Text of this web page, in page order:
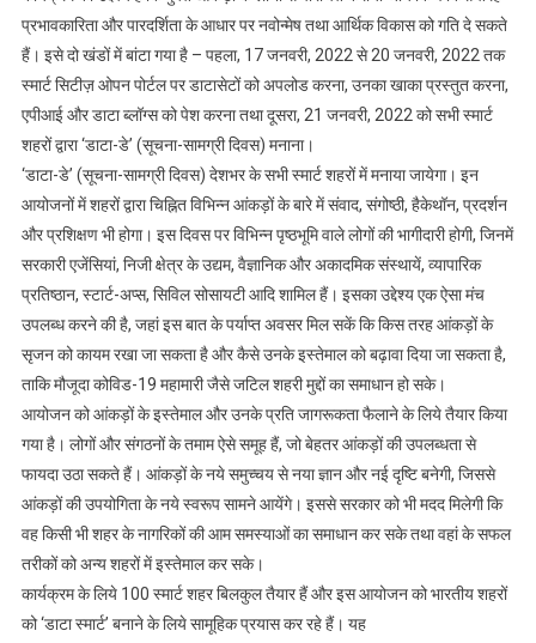
प्रभावकारिता और पारदर्शिता के आधार पर नवोन्मेष तथा आर्थिक विकास को गति दे सकते
हैं। इसे दो खंडों में बांटा गया है – पहला, 17 जनवरी, 2022 से 20 जनवरी, 2022 तक
स्मार्ट सिटीज़ ओपन पोर्टल पर डाटासेटों को अपलोड करना, उनका खाका प्रस्तुत करना,
एपीआई और डाटा ब्लॉग्स को पेश करना तथा दूसरा, 21 जनवरी, 2022 को सभी स्मार्ट
शहरों द्वारा ‘डाटा-डे’ (सूचना-सामग्री दिवस) मनाना।
‘डाटा-डे’ (सूचना-सामग्री दिवस) देशभर के सभी स्मार्ट शहरों में मनाया जायेगा। इन
आयोजनों में शहरों द्वारा चिह्नित विभिन्न आंकड़ों के बारे में संवाद, संगोष्ठी, हैकेथॉन, प्रदर्शन
और प्रशिक्षण भी होगा। इस दिवस पर विभिन्न पृष्ठभूमि वाले लोगों की भागीदारी होगी, जिनमें
सरकारी एजेंसियां, निजी क्षेत्र के उद्यम, वैज्ञानिक और अकादमिक संस्थायें, व्यापारिक
प्रतिष्ठान, स्टार्ट-अप्स, सिविल सोसायटी आदि शामिल हैं। इसका उद्देश्‍य एक ऐसा मंच
उपलब्ध करने की है, जहां इस बात के पर्याप्त अवसर मिल सकें कि किस तरह आंकड़ों के
सृजन को कायम रखा जा सकता है और कैसे उनके इस्तेमाल को बढ़ावा दिया जा सकता है,
ताकि मौजूदा कोविड-19 महामारी जैसे जटिल शहरी मुद्दों का समाधान हो सके।
आयोजन को आंकड़ों के इस्तेमाल और उनके प्रति जागरूकता फैलाने के लिये तैयार किया
गया है। लोगों और संगठनों के तमाम ऐसे समूह हैं, जो बेहतर आंकड़ों की उपलब्धता से
फायदा उठा सकते हैं। आंकड़ों के नये समुच्चय से नया ज्ञान और नई दृष्टि बनेगी, जिससे
आंकड़ों की उपयोगिता के नये स्वरूप सामने आयेंगे। इससे सरकार को भी मदद मिलेगी कि
वह किसी भी शहर के नागरिकों की आम समस्याओं का समाधान कर सके तथा वहां के सफल
तरीकों को अन्य शहरों में इस्तेमाल कर सके।
कार्यक्रम के लिये 100 स्मार्ट शहर बिलकुल तैयार हैं और इस आयोजन को भारतीय शहरों
को ‘डाटा स्मार्ट’ बनाने के लिये सामूहिक प्रयास कर रहे हैं। यह